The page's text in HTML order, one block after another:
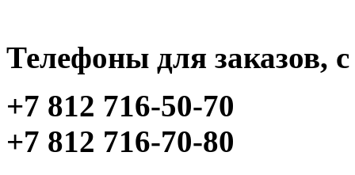
Телефоны для заказов,
+7 812 716-50-70
+7 812 716-70-80